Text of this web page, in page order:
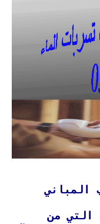
المباني
التي من